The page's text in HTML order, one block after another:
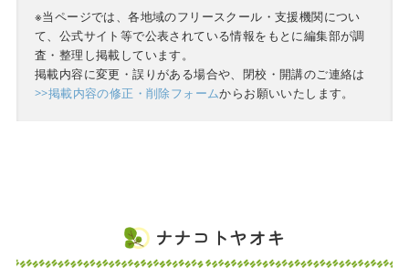
※当ページでは、各地域のフリースクール・支援機関につい
て、公式サイト等で公表されている情報をもとに編集部が調
査・整理し掲載しています。
掲載内容に変更・誤りがある場合や、閉校・開講のご連絡は
>>掲載内容の修正・削除フォームからお願いいたします。
ナナコトヤオキ